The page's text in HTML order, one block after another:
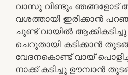
വാസു വീണ്ടും ഞങ്ങളോട്
വശത്തായി ഇരിക്കാന്‍
ചുണ്ട് വായില്‍
ചെറുതായി കടിക്കാന്‍
വേദനകൊണ്ട് വായ്
നാക്ക് കടിച്ചു ഊമ്പാന്‍